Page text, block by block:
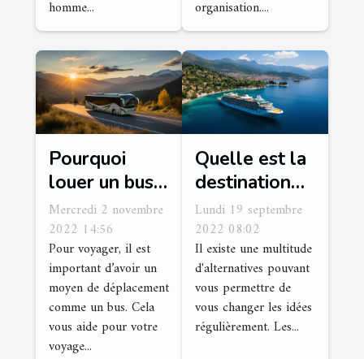
homme... organisation....
Pourquoi
louer un bus
pour voyager
?
Mercredi 2 novembre
2022 14:56
Pour voyager, il est
important d’avoir un
moyen de déplacement
comme un bus. Cela
vous aide pour votre
voyage...
Quelle est la
destination
idéale où l'on
peut faire une
croisière ?
Lundi 19 septembre
2022 08:02
Il existe une multitude
d'alternatives pouvant
vous permettre de
vous changer les idées
régulièrement. Les...